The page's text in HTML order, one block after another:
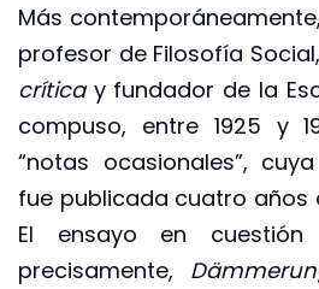
Más
profesor de Filosofía
críticay fundador de la
compuso, entre 1925 y
“notas ocasionales”,
fue publicada cuatro años
El ensayo en
precisamente,